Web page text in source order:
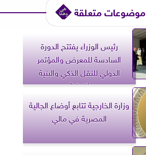
موضوعات متعلقة
رئيس الوزراء يفتتح الدورة
السادسة للمعرض والمؤتمر
الدولي للنقل الذكي والبنية
التحتية
وزارة الخارجية تتابع أوضاع الجالية
المصرية في مالي